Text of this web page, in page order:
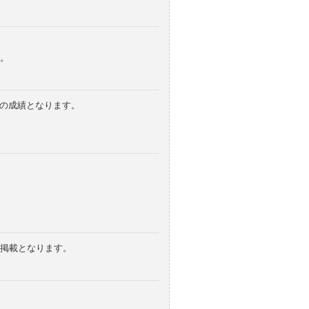
成績となります。
載となります。